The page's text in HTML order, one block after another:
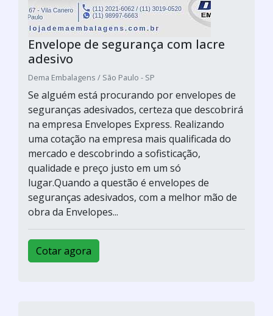
Envelope de segurança com lacre
adesivo
Dema Embalagens / São Paulo - SP
Se alguém está procurando por envelopes de
seguranças adesivados, certeza que descobrirá
na empresa Envelopes Express. Realizando
uma cotação na empresa mais qualificada do
mercado e descobrindo a sofisticação,
qualidade e preço justo em um só
lugar.Quando a questão é envelopes de
seguranças adesivados, com a melhor mão de
obra da Envelopes...
Cotar agora